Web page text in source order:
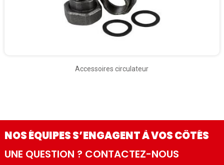
Accessoires circulateur
NOS ÉQUIPES S’ENGAGENT À VOS CÔTÉS
UNE QUESTION ? CONTACTEZ-NOUS